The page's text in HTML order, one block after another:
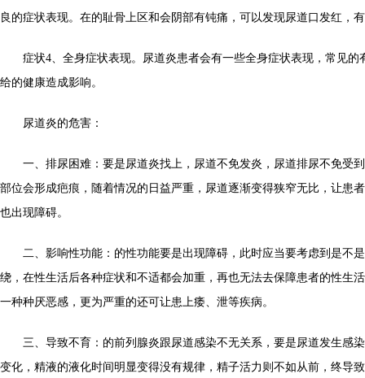
良的症状表现。在的耻骨上区和会阴部有钝痛，可以发现尿道口发红，
症状4、全身症状表现。尿道炎患者会有一些全身症状表现，常见的
给的健康造成影响。
尿道炎的危害：
一、排尿困难：要是尿道炎找上，尿道不免发炎，尿道排尿不免受
部位会形成疤痕，随着情况的日益严重，尿道逐渐变得狭窄无比，让患
也出现障碍。
二、影响性功能：的性功能要是出现障碍，此时应当要考虑到是不
绕，在性生活后各种症状和不适都会加重，再也无法去保障患者的性生
一种种厌恶感，更为严重的还可让患上痿、泄等疾病。
三、导致不育：的前列腺炎跟尿道感染不无关系，要是尿道发生感
变化，精液的液化时间明显变得没有规律，精子活力则不如从前，终导